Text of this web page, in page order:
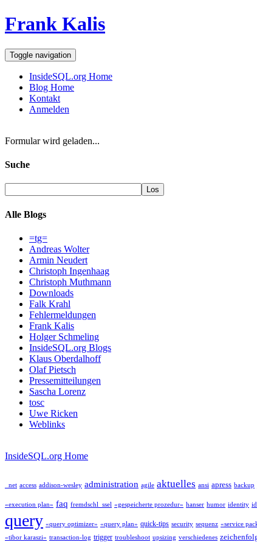
Frank Kalis
Toggle navigation
InsideSQL.org Home
Blog Home
Kontakt
Anmelden
Formular wird geladen...
Suche
Alle Blogs
=tg=
Andreas Wolter
Armin Neudert
Christoph Ingenhaag
Christoph Muthmann
Downloads
Falk Krahl
Fehlermeldungen
Frank Kalis
Holger Schmeling
InsideSQL.org Blogs
Klaus Oberdalhoff
Olaf Pietsch
Pressemitteilungen
Sascha Lorenz
tosc
Uwe Ricken
Weblinks
InsideSQL.org Home
_net access addison-wesley administration agile aktuelles ansi apress backup
«execution plan» faq fremdschl_ssel «gespeicherte prozedur» hanser humor identity
query «query optimizer» «query plan» quick-tips security sequenz «service
«tibor karaszi» transaction-log trigger troubleshoot upsizing verschiedenes